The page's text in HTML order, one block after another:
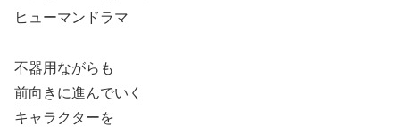
ヒューマンドラマ
不器用ながらも
前向きに進んでいく
キャラクターを